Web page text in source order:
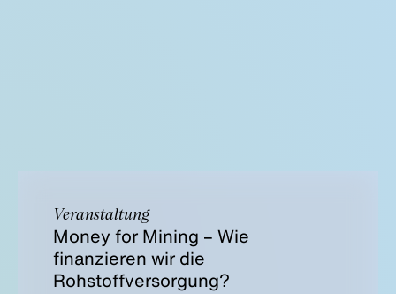
Veranstaltung
Money for Mining – Wie
finanzieren wir die
Rohstoffversorgung?